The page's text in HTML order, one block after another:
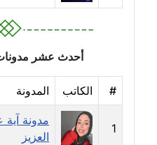
مدونة سامح فرج
مدونة سحر أبو
مدونة سحر
عاملة
أحدث عشر
# الكاتب المدونة
1
مدونة آية
العزيز